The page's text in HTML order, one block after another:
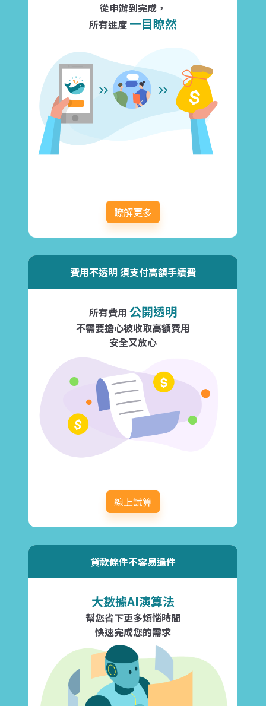
從申辦到完成，
所有進度 一目瞭然
瞭解更多
費用不透明 須支付高額手續費
所有費用 公開透明
不需要擔心被收取高額費用
安全又放心
線上試算
貸款條件不容易過件
大數據AI演算法
幫您省下更多煩惱時間
快速完成您的需求